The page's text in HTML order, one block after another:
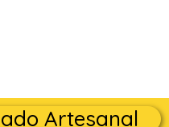
Artesanal